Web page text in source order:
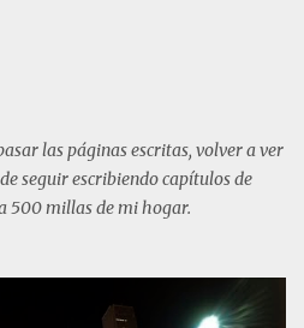
las páginas escritas, volver a ver
seguir escribiendo capítulos de
500 millas de mi hogar.